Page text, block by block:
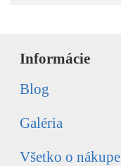
Informácie
Blog
Galéria
Všetko o nákupe